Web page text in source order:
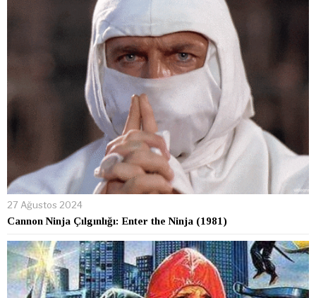
27 Ağustos 2024
Cannon Ninja Çılgınlığı: Enter the Ninja (1981)